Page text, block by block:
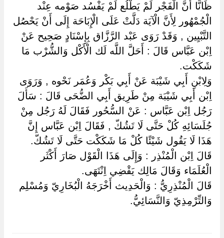
ظَانًّا أَنَّ الْفَجْر لَمْ يَطْلُع لَمْ يَفْسُد صَوْمه عِنْد
الْجُمْهُور لِأَنَّ الْآيَة دَلَّتْ عَلَى الْإِبَاحَة إِلَى أَنْ يَحْصُل
التَّبْيِين , وَقَدْ رَوَى عَبْد الرَّزَّاق بِإِسْنَادٍ صَحِيح عَنْ
اِبْن عَبَّاس قَالَ : أَحَلَّ اللَّه لَك الْأَكْل وَالشُّرْب مَا
شَكَكْت.
وَلِابْنِ أَبِي شَيْبَة عَنْ أَبِي بَكْر وَعُمَر نَحْوه , وَرَوَى
اِبْن أَبِي شَيْبَة مِنْ طَرِيق أَبِي الضُّحَى قَالَ : سَأَلَ
رَجُل اِبْن عَبَّاس : عَنْ السُّحُور فَقَالَ لَهُ رَجُل مِنْ
جُلَسَائِهِ كُلْ حَتَّى لَا تَشُكّ , فَقَالَ اِبْن عَبَّاس إِنَّ
هَذَا لَا يَقُول شَيْئًا كُلْ مَا شَكَكْت حَتَّى لَا تَشُكّ.
قَالَ اِبْن الْمُنْذِر : وَإِلَى هَذَا الْقَوْل صَارَ أَكْثَر
الْعُلَمَاء وَقَالَ مَالِك يَقْضِي اِنْتَهَى.
قَالَ الْمُنْذِرِيُّ : وَالْحَدِيث أَخْرَجَهُ الْبُخَارِيّ وَمُسْلِم
وَالتِّرْمِذِيّ وَالنَّسَائِيُّ.